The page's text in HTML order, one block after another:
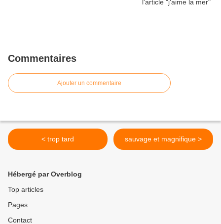
Commentaires
Ajouter un commentaire
< trop tard sauvage et magnifique >
Hébergé par Overblog
Top articles
Pages
Contact